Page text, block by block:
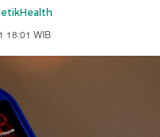
18:01 WIB